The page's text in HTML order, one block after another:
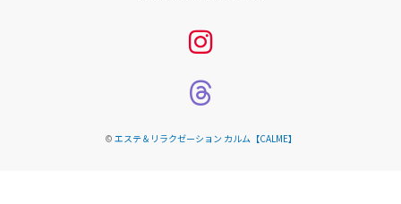
© エステ＆リラクゼーション カルム【CALME】